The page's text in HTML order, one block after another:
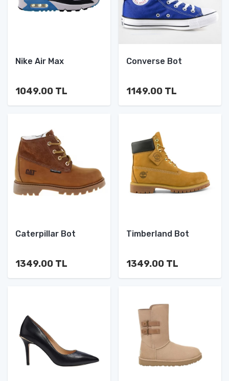
Nike Air Max
1049.00 TL
Converse Bot
1149.00 TL
Caterpillar Bot
1349.00 TL
Timberland Bot
1349.00 TL